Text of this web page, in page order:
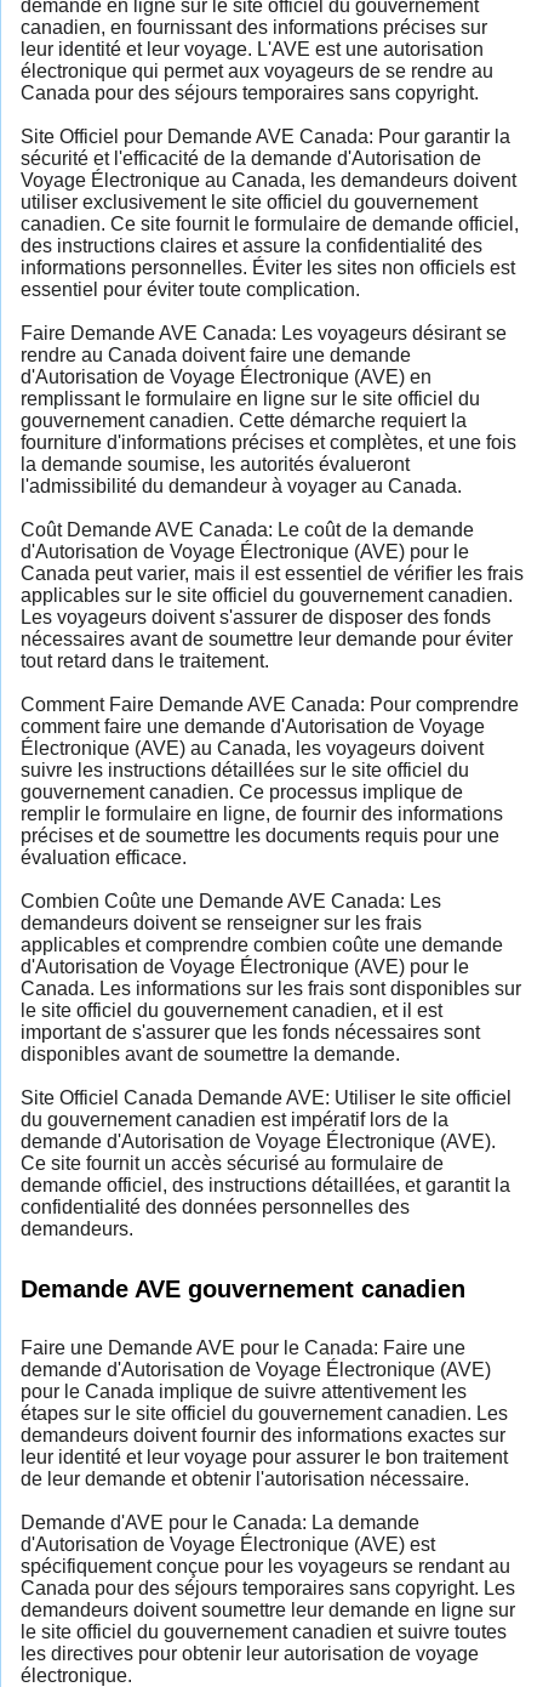
demande en ligne sur le site officiel du gouvernement
canadien, en fournissant des informations précises sur
leur identité et leur voyage. L'AVE est une autorisation
électronique qui permet aux voyageurs de se rendre au
Canada pour des séjours temporaires sans copyright.
Site Officiel pour Demande AVE Canada: Pour garantir la
sécurité et l'efficacité de la demande d'Autorisation de
Voyage Électronique au Canada, les demandeurs doivent
utiliser exclusivement le site officiel du gouvernement
canadien. Ce site fournit le formulaire de demande officiel,
des instructions claires et assure la confidentialité des
informations personnelles. Éviter les sites non officiels est
essentiel pour éviter toute complication.
Faire Demande AVE Canada: Les voyageurs désirant se
rendre au Canada doivent faire une demande
d'Autorisation de Voyage Électronique (AVE) en
remplissant le formulaire en ligne sur le site officiel du
gouvernement canadien. Cette démarche requiert la
fourniture d'informations précises et complètes, et une fois
la demande soumise, les autorités évalueront
l'admissibilité du demandeur à voyager au Canada.
Coût Demande AVE Canada: Le coût de la demande
d'Autorisation de Voyage Électronique (AVE) pour le
Canada peut varier, mais il est essentiel de vérifier les frais
applicables sur le site officiel du gouvernement canadien.
Les voyageurs doivent s'assurer de disposer des fonds
nécessaires avant de soumettre leur demande pour éviter
tout retard dans le traitement.
Comment Faire Demande AVE Canada: Pour comprendre
comment faire une demande d'Autorisation de Voyage
Électronique (AVE) au Canada, les voyageurs doivent
suivre les instructions détaillées sur le site officiel du
gouvernement canadien. Ce processus implique de
remplir le formulaire en ligne, de fournir des informations
précises et de soumettre les documents requis pour une
évaluation efficace.
Combien Coûte une Demande AVE Canada: Les
demandeurs doivent se renseigner sur les frais
applicables et comprendre combien coûte une demande
d'Autorisation de Voyage Électronique (AVE) pour le
Canada. Les informations sur les frais sont disponibles sur
le site officiel du gouvernement canadien, et il est
important de s'assurer que les fonds nécessaires sont
disponibles avant de soumettre la demande.
Site Officiel Canada Demande AVE: Utiliser le site officiel
du gouvernement canadien est impératif lors de la
demande d'Autorisation de Voyage Électronique (AVE).
Ce site fournit un accès sécurisé au formulaire de
demande officiel, des instructions détaillées, et garantit la
confidentialité des données personnelles des
demandeurs.
Demande AVE gouvernement canadien
Faire une Demande AVE pour le Canada: Faire une
demande d'Autorisation de Voyage Électronique (AVE)
pour le Canada implique de suivre attentivement les
étapes sur le site officiel du gouvernement canadien. Les
demandeurs doivent fournir des informations exactes sur
leur identité et leur voyage pour assurer le bon traitement
de leur demande et obtenir l'autorisation nécessaire.
Demande d'AVE pour le Canada: La demande
d'Autorisation de Voyage Électronique (AVE) est
spécifiquement conçue pour les voyageurs se rendant au
Canada pour des séjours temporaires sans copyright. Les
demandeurs doivent soumettre leur demande en ligne sur
le site officiel du gouvernement canadien et suivre toutes
les directives pour obtenir leur autorisation de voyage
électronique.